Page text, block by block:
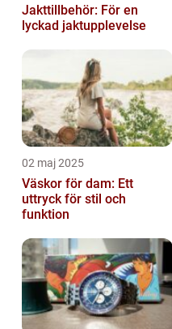
Jakttillbehör: För en
lyckad jaktupplevelse
02 maj 2025
Väskor för dam: Ett
uttryck för stil och
funktion